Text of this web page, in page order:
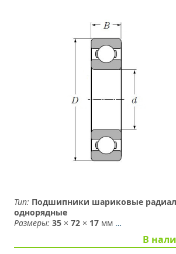
Тип: Подшипники шариковые
однорядные
Размеры: 35 ×72 × 17 мм …
В